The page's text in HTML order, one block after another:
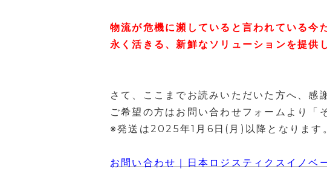
物流が危機に瀕していると言われている今
永く活きる、新鮮なソリューションを提供
さて、ここまでお読みいただいた方へ、感
ご希望の方はお問い合わせフォームより「
※発送は2025年1月6日(月)以降となります
お問い合わせ｜日本ロジスティクスイ